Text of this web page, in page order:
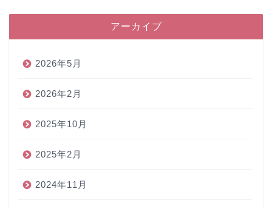
アーカイブ
2026年5月
2026年2月
2025年10月
2025年2月
2024年11月